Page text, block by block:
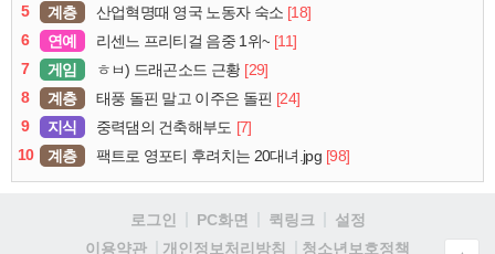
5
계층 산업혁명때 영국 노동자 숙소 [18]
6
연예 리센느 프리티걸 음중 1위~ [11]
7
게임 ㅎㅂ) 드래곤소드 근황 [29]
8
계층 태풍 돌핀 말고 이주은 돌핀 [24]
9
지식 중력댐의 건축해부도 [7]
10
계층 팩트로 영포티 후려치는 20대녀.jpg [98]
로그인 PC화면 퀵링크
설정
이용약관
개인정보처리방침 청소년보호정책